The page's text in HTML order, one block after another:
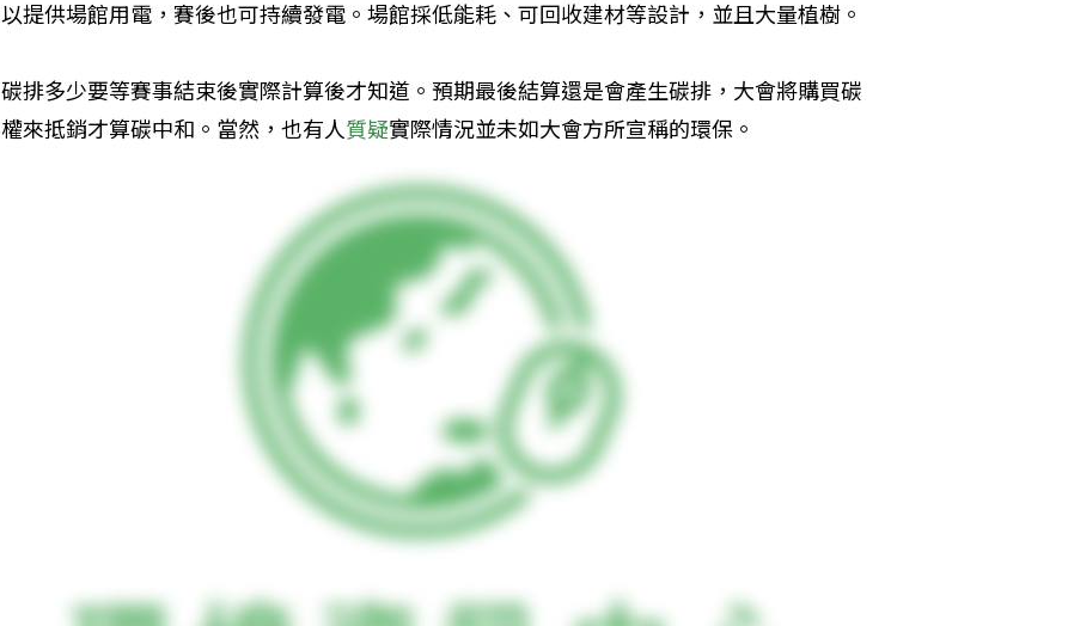
以提供場館用電，賽後也可持續發電。場館採低能耗、可回收建材等設計，並且大量植樹。
碳排多少要等賽事結束後實際計算後才知道。預期最後結算還是會產生碳排，大會將購買碳
權來抵銷才算碳中和。當然，也有人質疑實際情況並未如大會方所宣稱的環保。